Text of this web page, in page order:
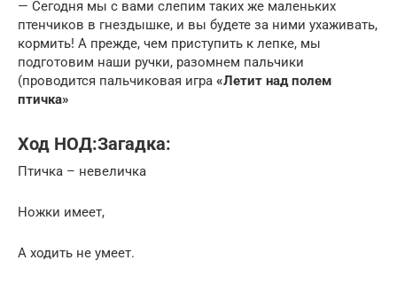
— Сегодня мы с вами слепим таких же маленьких
птенчиков в гнездышке, и вы будете за ними ухаживать,
кормить! А прежде, чем приступить к лепке, мы
подготовим наши ручки, разомнем пальчики
(проводится пальчиковая игра «Летит над полем
птичка»
Ход НОД:Загадка:
Птичка – невеличка
Ножки имеет,
А ходить не умеет.